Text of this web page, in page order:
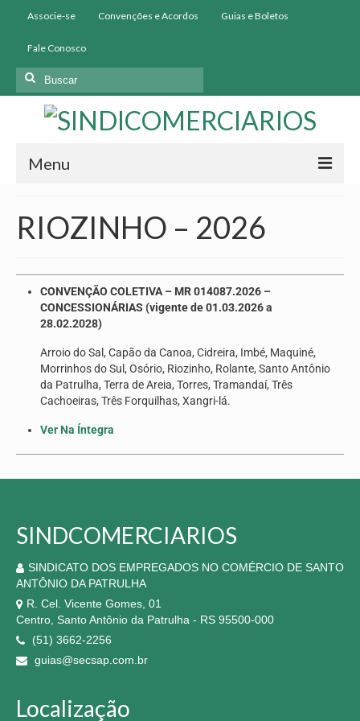
Associe-se Convenções e Acordos Guias e Boletos
Fale Conosco
Menu
Institucional
História
Diretoria
Seus direitos
Jurídico
Subsedes
Convenções e Acordos
Mídias
Galeria de Fotos
Informativos
Vídeos
Contato
RIOZINHO – 2026
CONVENÇÃO COLETIVA – MR 014087.2026 –
CONCESSIONÁRIAS (vigente de 01.03.2026 a
28.02.2028)
Arroio do Sal, Capão da Canoa, Cidreira, Imbé, Maquiné,
Morrinhos do Sul, Osório, Riozinho, Rolante, Santo Antônio
da Patrulha, Terra de Areia, Torres, Tramandaí, Três
Cachoeiras, Três Forquilhas, Xangri-lá.
Ver Na Íntegra
SINDCOMERCIARIOS
SINDICATO DOS EMPREGADOS NO COMÉRCIO DE SANTO
ANTÔNIO DA PATRULHA
R. Cel. Vicente Gomes, 01
Centro, Santo Antônio da Patrulha - RS 95500-000
(51) 3662-2256
guias@secsap.com.br
Localização